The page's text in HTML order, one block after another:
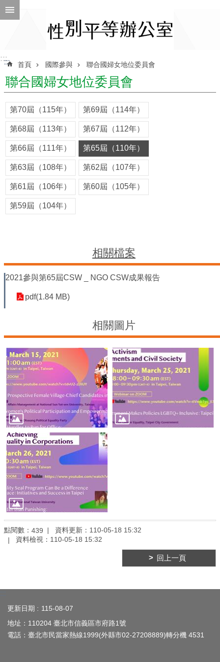
跳到主要內容區塊
ENGLISH
性
別
平
等
辦
公
室
性
別
會
性
證
計
畫
性
別
主
流
化
臺
北
亮
點
國
際
參
與
規
政
策
:::::: 首頁 國際參與 聯合國婦女地位委員會
聯合國婦女地位委員會
第70屆（115年） 第69屆（114年）
第68屆（113年） 第67屆（112年）
第66屆（111年） 第65屆（110年）
第63屆（108年） 第62屆（107年）
第61屆（106年） 第60屆（105年）
第59屆（104年）
相關檔案
2021參與第65屆CSW _ NGO CSW成果報告
pdf(1.84 MB)
相關圖片
點閱數： 439 資料更新： 110-05-18 15:32
資料檢視： 110-05-18 15:32
回上一頁
:::
更新日期
115-08-07
地址：110204 臺北市信義區市府路1號
電話：臺北市民當家熱線1999(外縣市02-27208889)轉分機 4531